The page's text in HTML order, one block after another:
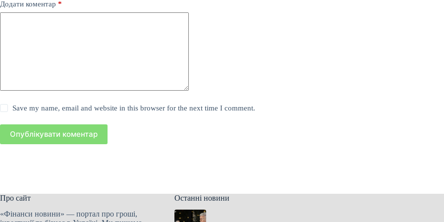
Додати коментар *
Save my name, email and website in this browser for the next time I comment.
Опублікувати коментар
Про сайт
«Фінанси новини» — портал про гроші,
Останні новини